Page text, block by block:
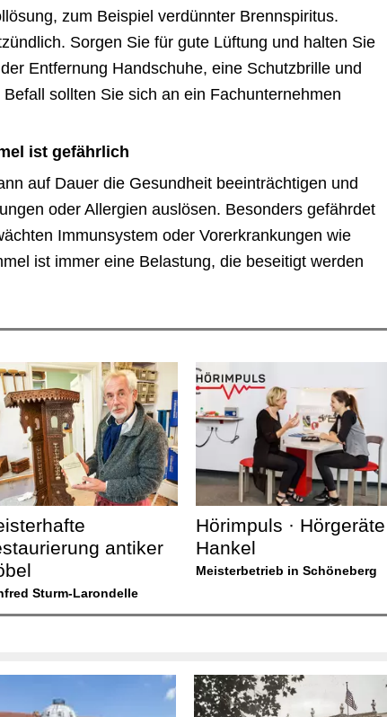
zum Beispiel verdünnter Brennspiritus.
Sorgen Sie für gute Lüftung und halten Sie
Entfernung Handschuhe, eine Schutzbrille und
sollten Sie sich an ein Fachunternehmen
ist gefährlich
auf Dauer die Gesundheit beeinträchtigen und
oder Allergien auslösen. Besonders gefährdet
Immunsystem oder Vorerkrankungen wie
ist immer eine Belastung, die beseitigt werden
antiker
Sturm-Larondelle
Hörimpuls · Hörgeräte
Hankel
Meisterbetrieb in Schöneberg